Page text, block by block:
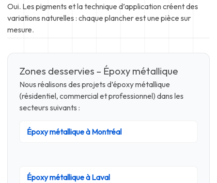
Oui. Les pigments et la technique d’application créent des
variations naturelles : chaque plancher est une pièce sur
mesure.
Zones desservies – Époxy métallique
Nous réalisons des projets d’époxy métallique
(résidentiel, commercial et professionnel) dans les
secteurs suivants :
Époxy métallique à Montréal
Époxy métallique à Laval